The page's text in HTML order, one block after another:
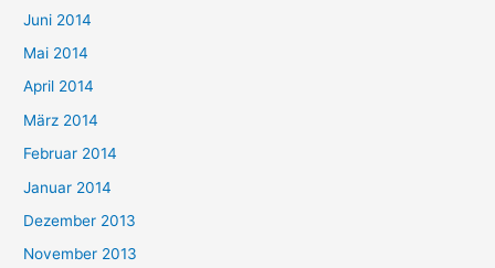
Juni 2014
Mai 2014
April 2014
März 2014
Februar 2014
Januar 2014
Dezember 2013
November 2013